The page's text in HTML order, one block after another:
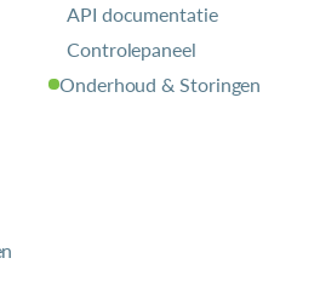
API documentatie
Controlepaneel
Onderhoud & Storingen